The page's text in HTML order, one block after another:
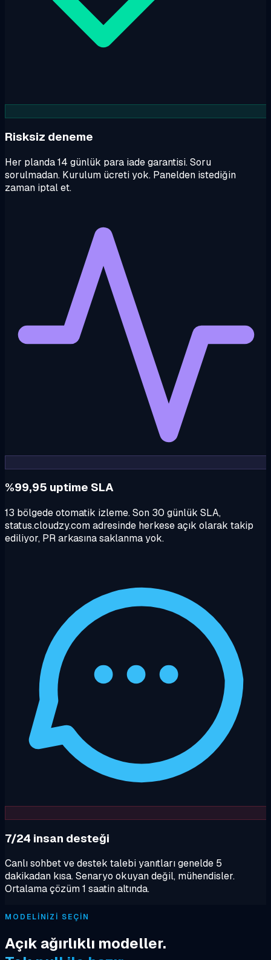
Risksiz deneme
Her planda 14 günlük para iade garantisi. Soru
sorulmadan. Kurulum ücreti yok. Panelden istediğin
zaman iptal et.
%99,95 uptime SLA
13 bölgede otomatik izleme. Son 30 günlük SLA,
status.cloudzy.com adresinde herkese açık olarak takip
ediliyor, PR arkasına saklanma yok.
7/24 insan desteği
Canlı sohbet ve destek talebi yanıtları genelde 5
dakikadan kısa. Senaryo okuyan değil, mühendisler.
Ortalama çözüm 1 saatin altında.
MODELINIZI SEÇIN
Açık ağırlıklı modeller.